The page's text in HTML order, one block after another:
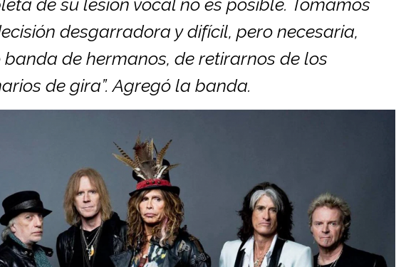
desgarradora y difícil, pero necesaria,
de hermanos, de retirarnos de los
de gira”. Agregó la banda.